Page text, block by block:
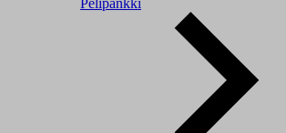
Pelipankki